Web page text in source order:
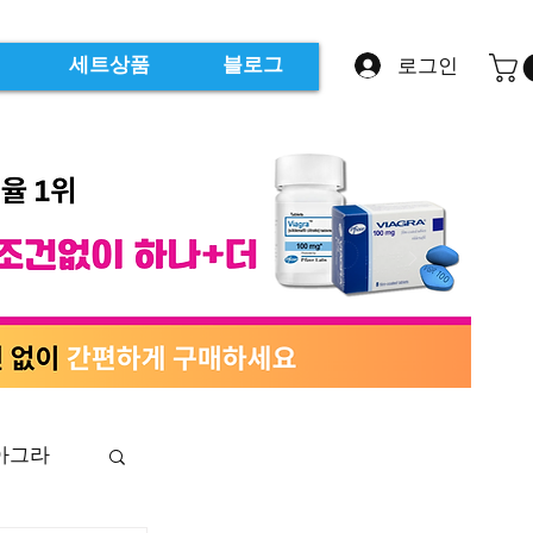
세트상품 블로그 로그인
그라